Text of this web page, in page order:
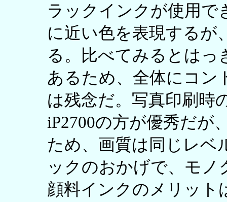
ラックインクが使用で
に近い色を表現するが
る。比べてみるとは
あるため、全体にコン
は残念だ。写真印刷時
iP2700の方が優秀だが
ため、画質は同じレベ
ックのおかげで、モノ
顔料インクのメリット